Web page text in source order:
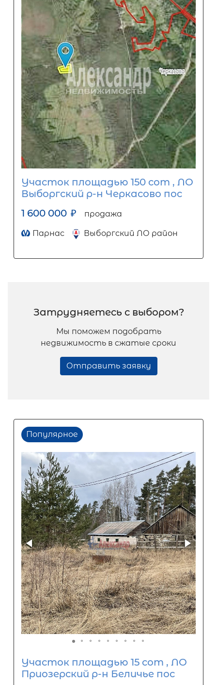
Участок площадью 150 сот , ЛО
Выборгский р-н Черкасово пос
1 600 000 ₽ продажа
Парнас Выборгский ЛО район
Затрудняетесь с выбором?
Мы поможем подобрать
недвижимость в сжатые сроки
Отправить заявку
Популярное
Участок площадью 15 сот , ЛО
Приозерский р-н Беличье пос